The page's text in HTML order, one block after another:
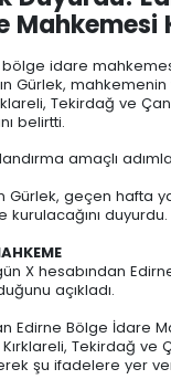
Mahkemesi
idare
Gürlek, mahkemenin
Tekirdağ ve
belirtti.
amaçlı
Gürlek, geçen hafta
kurulacağını duyurdu.
X hesabından
açıkladı.
Edirne Bölge İdare
Kırklareli, Tekirdağ ve
şu ifadelere yer